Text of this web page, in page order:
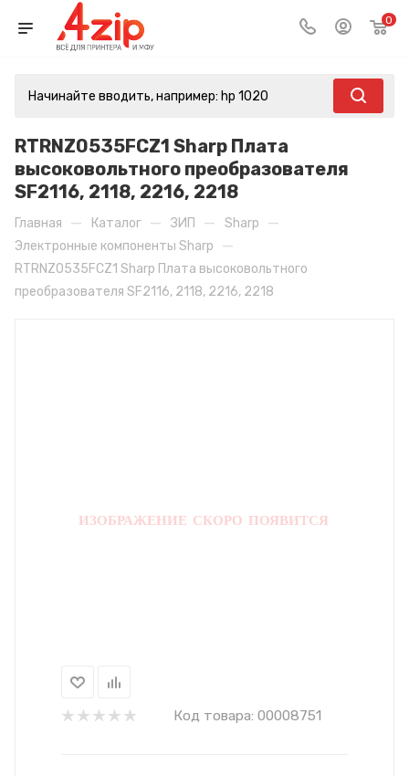
0
RTRNZ0535FCZ1 Sharp Плата
высоковольтного преобразователя
SF2116, 2118, 2216, 2218
Главная — Каталог — ЗИП — Sharp —
Электронные компоненты Sharp —
RTRNZ0535FCZ1 Sharp Плата высоковольтного
преобразователя SF2116, 2118, 2216, 2218
Код товара: 00008751